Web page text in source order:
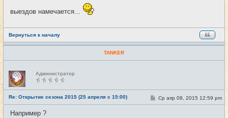
выездов намечается...
Вернуться к началу
TANKER
Н
е
в
с
е
т
и
Администратор
Re: Открытие сезона 2015 (25 апреля с 15:00) #27
С
о
Ср апр 08, 2015 12:59 pm
Например ?